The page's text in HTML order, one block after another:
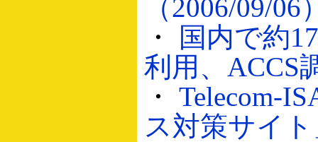
（2006/09/06
・
国内で約
利用、ACCS
・ Telecom-
ス対策サイ